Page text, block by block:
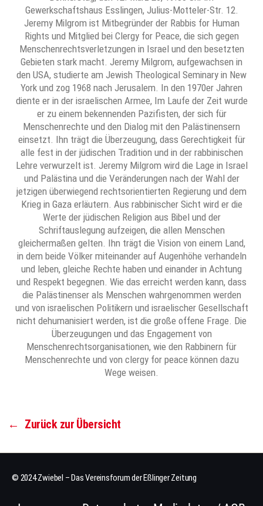
Gewerkschaftshaus Esslingen, Julius-Motteler-Str. 12.
Jeremy Milgrom ist Mitbegründer der Rabbis for Human
Rights und Mitglied bei Clergy for Peace, die sich gegen
Menschenrechtsverletzungen in Israel und den besetzten
Gebieten stark macht. Jeremy Milgrom, aufgewachsen in
den USA, studierte am Jewish Theological Seminary in New
York und zog 1968 nach Jerusalem. In den 1970er Jahren
diente er in der israelischen Armee, Im Laufe der Zeit wurde
er zu einem bekennenden Pazifisten, der sich für
Menschenrechte und den Dialog mit den Palästinensern
einsetzt. Ihn trägt die Überzeugung, dass Gerechtigkeit für
alle fest in der jüdischen Tradition und in der rabbinischen
Lehre verwurzelt ist. Jeremy Milgrom wird die Lage in Israel
und Palästina und die Veränderungen nach der Wahl der
jetzigen überwiegend rechtsorientierten Regierung und dem
Krieg in Gaza erläutern. Aus rabbinischer Sicht wird er die
Werte der jüdischen Religion aus Bibel und der
Schriftauslegung aufzeigen, die allen Menschen
gleichermaßen gelten. Ihn trägt die Vision von einem Land,
in dem beide Völker miteinander auf Augenhöhe verhandeln
und leben, gleiche Rechte haben und einander in Achtung
und Respekt begegnen. Wie das erreicht werden kann, dass
die Palästinenser als Menschen wahrgenommen werden
und von israelischen Politikern und israelischer Gesellschaft
nicht dehumanisiert werden, ist die große offene Frage. Die
Überzeugungen und das Engagement von
Menschenrechtsorganisationen, wie den Rabbinern für
Menschenrechte und von clergy for peace können dazu
Wege weisen.
← Zurück zur Übersicht
© 2024 Zwiebel – Das Vereinsforum der Eßlinger Zeitung